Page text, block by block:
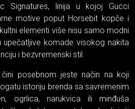
Signatures, linija u kojoj Gucci
motive poput Horsebit kopče i
elementi više nisu samo modni
komade visokog nakita
i bezvremenski stil.
posebnom jeste način na koji
istoriju brenda sa savremenim
ogrlica, narukvica ili minđuša